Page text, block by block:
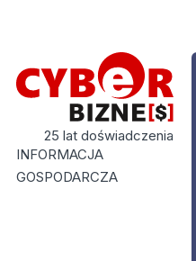
25 lat doświadczenia
INFORMACJA
GOSPODARCZA